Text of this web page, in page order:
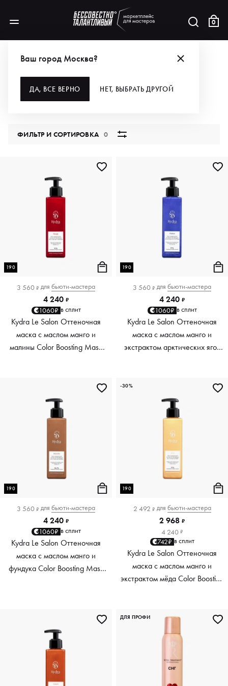
0
Ваш город Москва?
ДА, ВСЕ ВЕРНО НЕТ, ВЫБРАТЬ ДРУГОЙ
ВСЕ КАТЕГОРИИ
ФИЛЬТР И СОРТИРОВКА0
190
3 560 ₽ для бьюти-мастера
4 240 ₽
1060₽ в сплит
Kydra Le Salon Оттеночная
маска с маслом манго и
малины Color Boosting Mask
190
3 560 ₽ для бьюти-мастера
4 240 ₽
1060₽ в сплит
Kydra Le Salon Оттеночная
маска с маслом манго и
экстрактом арктических ягод
190
3 560 ₽ для бьюти-мастера
4 240 ₽
1060₽ в сплит
Kydra Le Salon Оттеночная
маска с маслом манго и
фундука Color Boosting Mask
190
2 492 ₽ для бьюти-мастера
2 968 ₽
4 240 ₽
742₽ в сплит
Kydra Le Salon Оттеночная
маска с маслом манго и
экстрактом мёда Color Boosting
-30%
ДЛЯ ПРОФИ